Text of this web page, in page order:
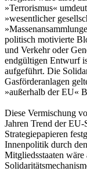
»Terrorismus«
»wesentlicher
politisch motivierte
und Verkehr oder
endgültigen Entwurf
aufgeführt. Die
Gasförderanlagen
»außerhalb der EU«
Diese Vermischung
Jahren Trend der
Strategiepapieren
Innenpolitik durch
Mitgliedsstaaten